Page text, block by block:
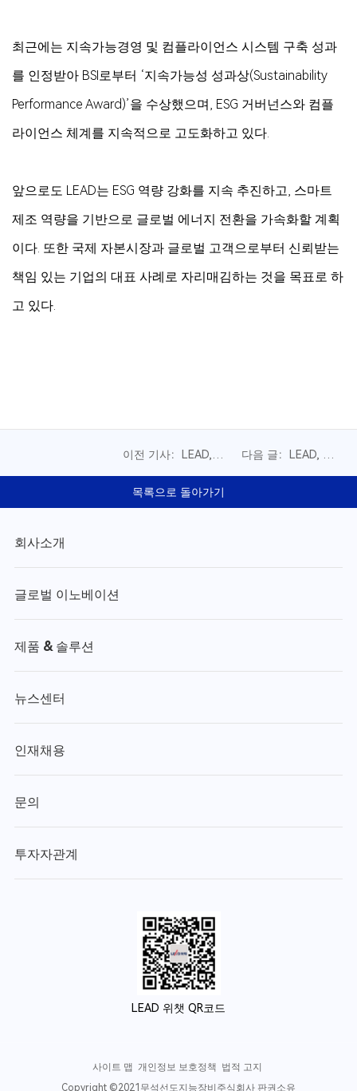
최근에는 지속가능경영 및 컴플라이언스 시스템 구축 성과
를 인정받아 BSI로부터 ‘지속가능성 성과상(Sustainability
Performance Award)’을 수상했으며, ESG 거버넌스와 컴플
라이언스 체계를 지속적으로 고도화하고 있다.
앞으로도 LEAD는 ESG 역량 강화를 지속 추진하고, 스마트
제조 역량을 기반으로 글로벌 에너지 전환을 가속화할 계획
이다. 또한 국제 자본시장과 글로벌 고객으로부터 신뢰받는
책임 있는 기업의 대표 사례로 자리매김하는 것을 목표로 하
고 있다.
이전 기사：LEAD,
가，글로벌 공급 역량
기반으로 유럽 시장 공
다음 글：LEAD, 베이
체결
목록으로 돌아가기
회사소개
글로벌 이노베이션
제품 & 솔루션
뉴스센터
인재채용
문의
투자자관계
LEAD 위챗 QR코드
사이트 맵 개인정보 보호정책
법적 고지
Copyright ©2021무석선도지능장비주식회사 판권소유